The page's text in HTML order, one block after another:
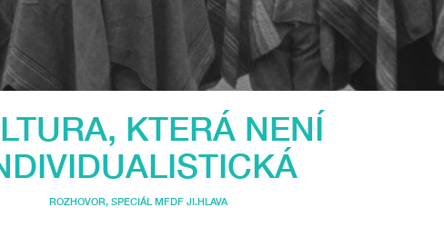
KTERÁ NENÍ
ROZHOVOR, SPECIÁL MFDF JI.HLAVA